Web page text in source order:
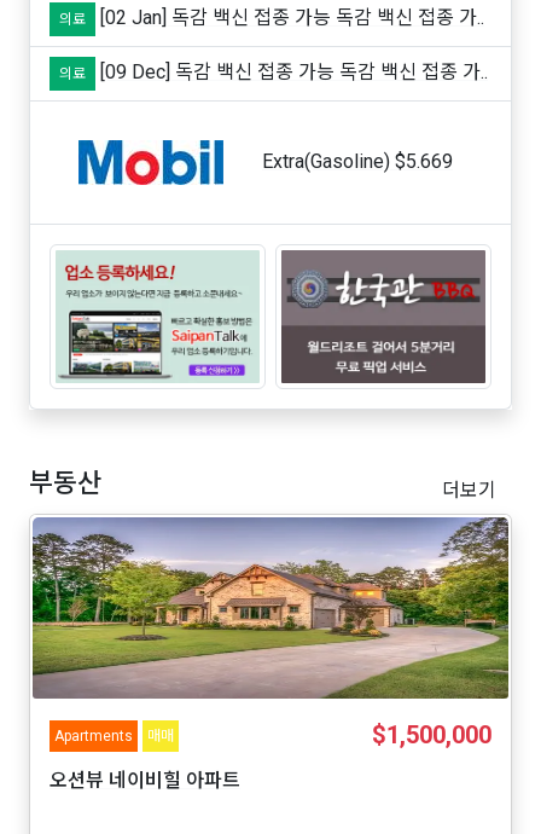
의료 [02 Jan] 독감 백신 접종 가능 독감 백신 접종 가..
의료 [09 Dec] 독감 백신 접종 가능 독감 백신 접종 가..
Extra(Gasoline) $5.669
부동산 더보기
Apartments 매매 $1,500,000
오션뷰 네이비힐 아파트